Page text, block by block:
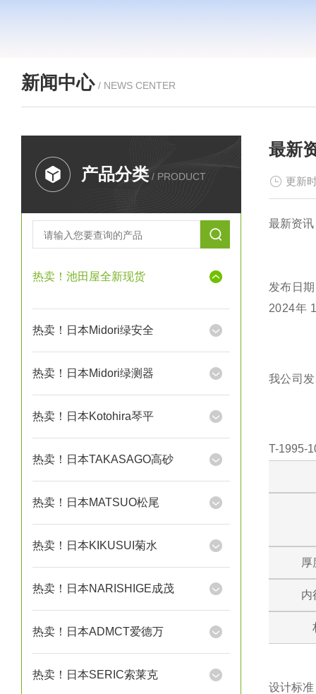
新闻中心 / NEWS CENTER
产品分类 / PRODUCT
热卖！池田屋全新现货
热卖！日本Midori绿安全
热卖！日本Midori绿测器
热卖！日本Kotohira琴平
热卖！日本TAKASAGO高砂
热卖！日本MATSUO松尾
热卖！日本KIKUSUI菊水
热卖！日本NARISHIGE成茂
热卖！日本ADMCT爱德万
热卖！日本SERIC索莱克
最新
更新
最新资
发布日期
2024年
我公司
T-1995-
厚
内
设计标准